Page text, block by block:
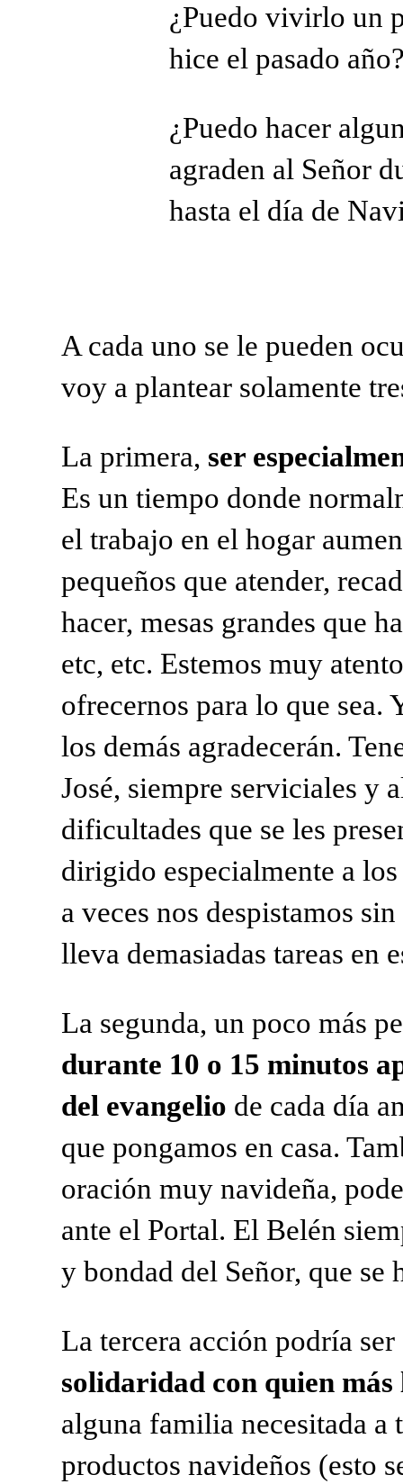
¿Puedo vivirlo un
hice el pasado
¿Puedo hacer
agraden al Señor
hasta el día de
A cada uno se le pueden
voy a plantear solamente
La primera, ser
Es un tiempo donde
el trabajo en el hogar
pequeños que atender,
hacer, mesas grandes que
etc, etc. Estemos muy
ofrecernos para lo que sea.
los demás agradecerán.
José, siempre serviciales y
dificultades que se les
dirigido especialmente a
a veces nos despistamos
lleva demasiadas tareas en
La segunda, un poco más
durante 10 o 15 minutos
del evangelio de cada día
que pongamos en casa.
oración muy navideña,
ante el Portal. El Belén
y bondad del Señor, que se
La tercera acción podría ser
solidaridad con quien
alguna familia necesitada a
productos navideños (esto